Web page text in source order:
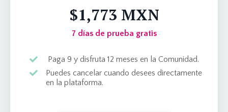
$1,773 MXN
7 días de prueba gratis
Paga 9 y disfruta 12 meses en la Comunidad.
Puedes cancelar cuando desees directamente
en la plataforma.